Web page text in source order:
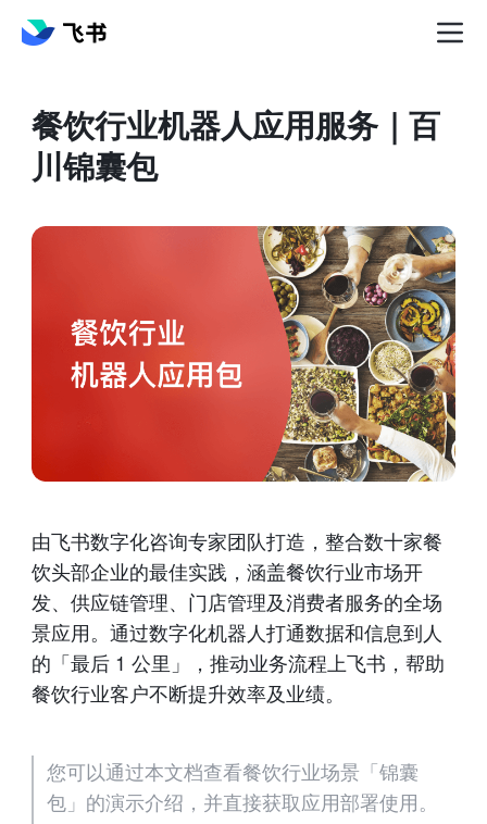
餐饮行业机器人应用服务｜百
川锦囊包
由飞书数字化咨询专家团队打造，整合数十家餐
饮头部企业的最佳实践，涵盖餐饮行业市场开
发、供应链管理、门店管理及消费者服务的全场
景应用。通过数字化机器人打通数据和信息到人
的「最后 1 公里」，推动业务流程上飞书，帮助
餐饮行业客户不断提升效率及业绩。
您可以通过本文档查看餐饮行业场景「锦囊
包」的演示介绍，并直接获取应用部署使用。